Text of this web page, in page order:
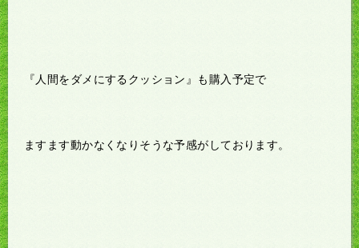
『人間をダメにするクッション』も購入予定で
ますます動かなくなりそうな予感がしております。